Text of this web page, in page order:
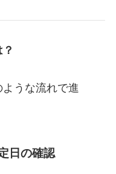
うな流れで進
日の確認